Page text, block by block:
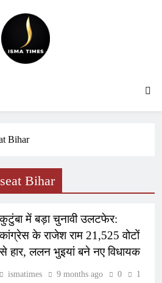
Bihar
Bihar
में बड़ा चुनावी उलटफेर:
के राजेश राम 21,525 वोटों
हार, ललन भुइयां बने नए विधायक
ismatimes 9 months ago 0
1